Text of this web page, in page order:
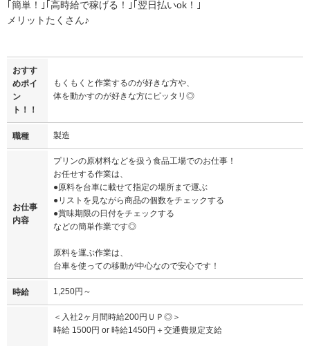
｢簡単！｣｢高時給で稼げる！｣｢翌日払いok！｣
メリットたくさん♪
おすす
めポイ
ン
ト！！
もくもくと作業するのが好きな方や、
体を動かすのが好きな方にピッタリ◎
職種 製造
お仕事
内容
プリンの原材料などを扱う食品工場でのお仕事！
お任せする作業は、
●原料を台車に載せて指定の場所まで運ぶ
●リストを見ながら商品の個数をチェックする
●賞味期限の日付をチェックする
などの簡単作業です◎
原料を運ぶ作業は、
台車を使っての移動が中心なので安心です！
時給 1,250円～
＜入社2ヶ月間時給200円ＵＰ◎＞
時給 1500円 or 時給1450円＋交通費規定支給